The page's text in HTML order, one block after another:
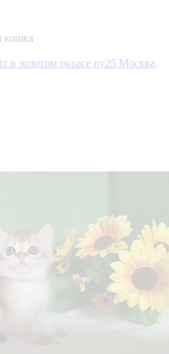
кошка
в золотом окрасе ny25 Москва,